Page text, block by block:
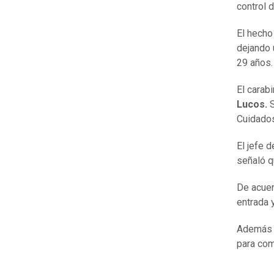
control
El
dejando
29
El
Lucos.
El jefe
señaló
De
entrada
para